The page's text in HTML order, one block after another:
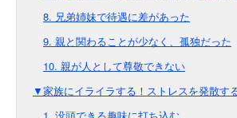
8. 兄弟姉妹で待遇に差があった
9. 親と関わることが少なく、孤独だった
10. 親が人として尊敬できない
▼家族にイライラする！ストレスを発散す